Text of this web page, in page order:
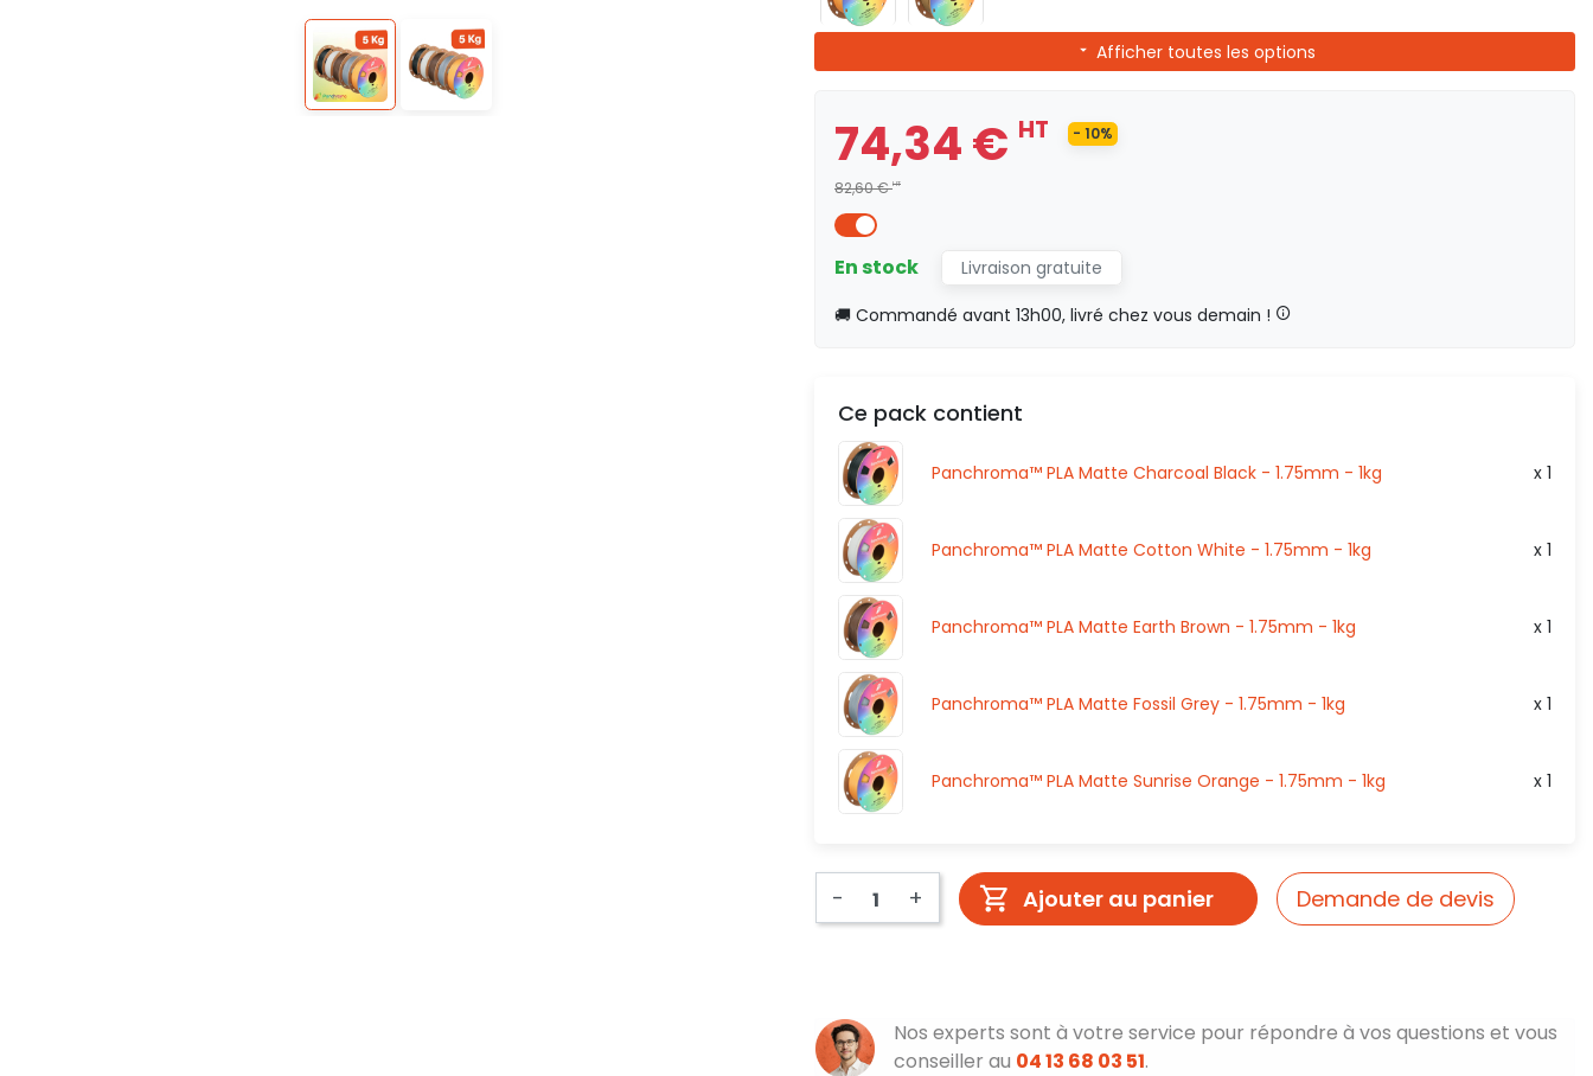
Afficher toutes les options
74,34 € HT
82,60 €HT
- 10%
En stock
Livraison gratuite
🚚 Commandé avant 13h00, livré chez vous demain !
Ce pack contient
Panchroma™ PLA Matte Charcoal Black - 1.75mm - 1kg x 1
Panchroma™ PLA Matte Cotton White - 1.75mm - 1kg x 1
Panchroma™ PLA Matte Earth Brown - 1.75mm - 1kg x 1
Panchroma™ PLA Matte Fossil Grey - 1.75mm - 1kg x 1
Panchroma™ PLA Matte Sunrise Orange - 1.75mm - 1kg x 1
- + Ajouter au panier Demande de devis
Nos experts sont à votre service pour répondre à vos questions et vous
conseiller au 04 13 68 03 51.